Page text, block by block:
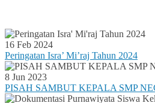
16 Feb 2024
Peringatan Isra’ Mi’raj Tahun 2024
8 Jun 2023
PISAH SAMBUT KEPALA SMP